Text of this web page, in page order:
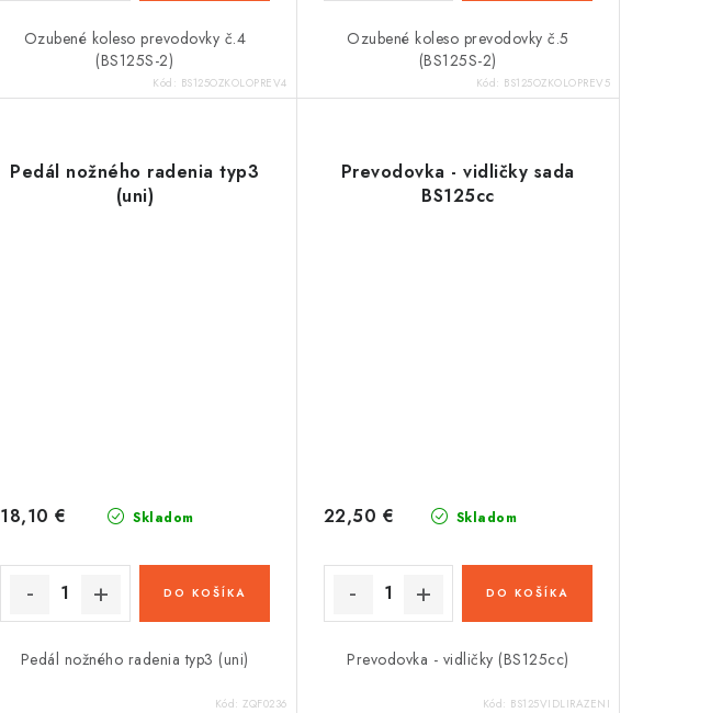
Ozubené koleso prevodovky č.4
(BS125S-2)
Kód: BS125OZKOLOPREV4
Ozubené koleso prevodovky č.5
(BS125S-2)
Kód: BS125OZKOLOPREV5
Pedál nožného radenia typ3
(uni)
Skladom
18,10 €
DO KOŠÍKA
Pedál nožného radenia typ3 (uni)
Kód: ZQF0236
Prevodovka - vidličky sada
BS125cc
Skladom
22,50 €
DO KOŠÍKA
Prevodovka - vidličky (BS125cc)
Kód: BS125VIDLIRAZENI